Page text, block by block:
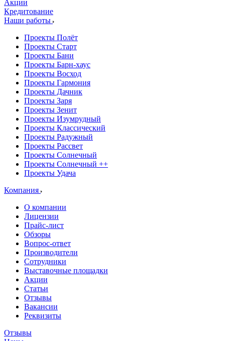
Акции
Кредитование
Наши работы
Проекты Полёт
Проекты Старт
Проекты Бани
Проекты Барн-хаус
Проекты Восход
Проекты Гармония
Проекты Дачник
Проекты Заря
Проекты Зенит
Проекты Изумрудный
Проекты Классический
Проекты Радужный
Проекты Рассвет
Проекты Солнечный
Проекты Солнечный ++
Проекты Удача
Компания
О компании
Лицензии
Прайс-лист
Обзоры
Вопрос-ответ
Производители
Сотрудники
Выставочные площадки
Акции
Статьи
Отзывы
Вакансии
Реквизиты
Отзывы